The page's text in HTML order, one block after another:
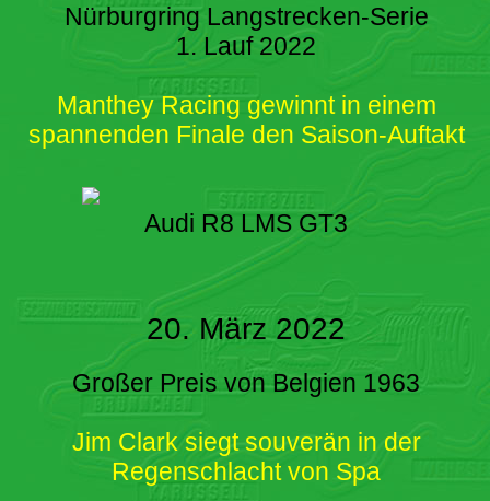
Nürburgring Langstrecken-Serie
1. Lauf 2022
Manthey Racing gewinnt in einem
spannenden Finale den Saison-Auftakt
Audi R8 LMS GT3
20. März 2022
Großer Preis von Belgien 1963
Jim Clark siegt souverän in der
Regenschlacht von Spa